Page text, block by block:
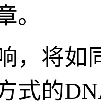
。
，将如
式的